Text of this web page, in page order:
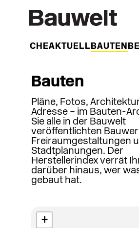
WOCHEAKTUELL BAUTEN
Bauten
Pläne, Fotos,
Adresse – im Bauten-
Sie alle in der Bauwelt
veröffentlichten
Freiraumgestaltungen
Stadtplanungen. Der
Herstellerindex verrät
darüber hinaus, wer
gebaut hat.
+